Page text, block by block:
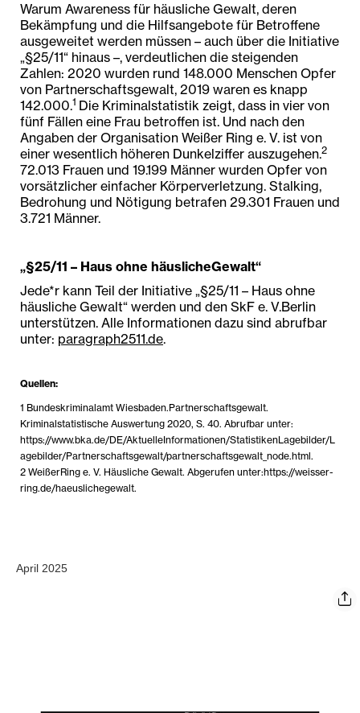
Warum Awareness für häusliche Gewalt, deren
Bekämpfung und die Hilfsangebote für Betroffene
ausgeweitet werden müssen – auch über die Initiative
„§25/11“ hinaus –, verdeutlichen die steigenden
Zahlen: 2020 wurden rund 148.000 Menschen Opfer
von Partnerschaftsgewalt, 2019 waren es knapp
142.000.1 Die Kriminalstatistik zeigt, dass in vier von
fünf Fällen eine Frau betroffen ist. Und nach den
Angaben der Organisation Weißer Ring e. V. ist von
einer wesentlich höheren Dunkelziffer auszugehen.2
72.013 Frauen und 19.199 Männer wurden Opfer von
vorsätzlicher einfacher Körperverletzung. Stalking,
Bedrohung und Nötigung betrafen 29.301 Frauen und
3.721 Männer.
„§25/11 – Haus ohne häuslicheGewalt“
Jede*r kann Teil der Initiative „§25/11 – Haus ohne
häusliche Gewalt“ werden und den SkF e. V.Berlin
unterstützen. Alle Informationen dazu sind abrufbar
unter: paragraph2511.de.
Quellen:
1 Bundeskriminalamt Wiesbaden.Partnerschaftsgewalt.
Kriminalstatistische Auswertung 2020, S. 40. Abrufbar unter:
https://www.bka.de/DE/AktuelleInformationen/StatistikenLagebilder/L
agebilder/Partnerschaftsgewalt/partnerschaftsgewalt_node.html.
2 WeißerRing e. V. Häusliche Gewalt. Abgerufen unter:https://weisser-
ring.de/haeuslichegewalt.
April 2025